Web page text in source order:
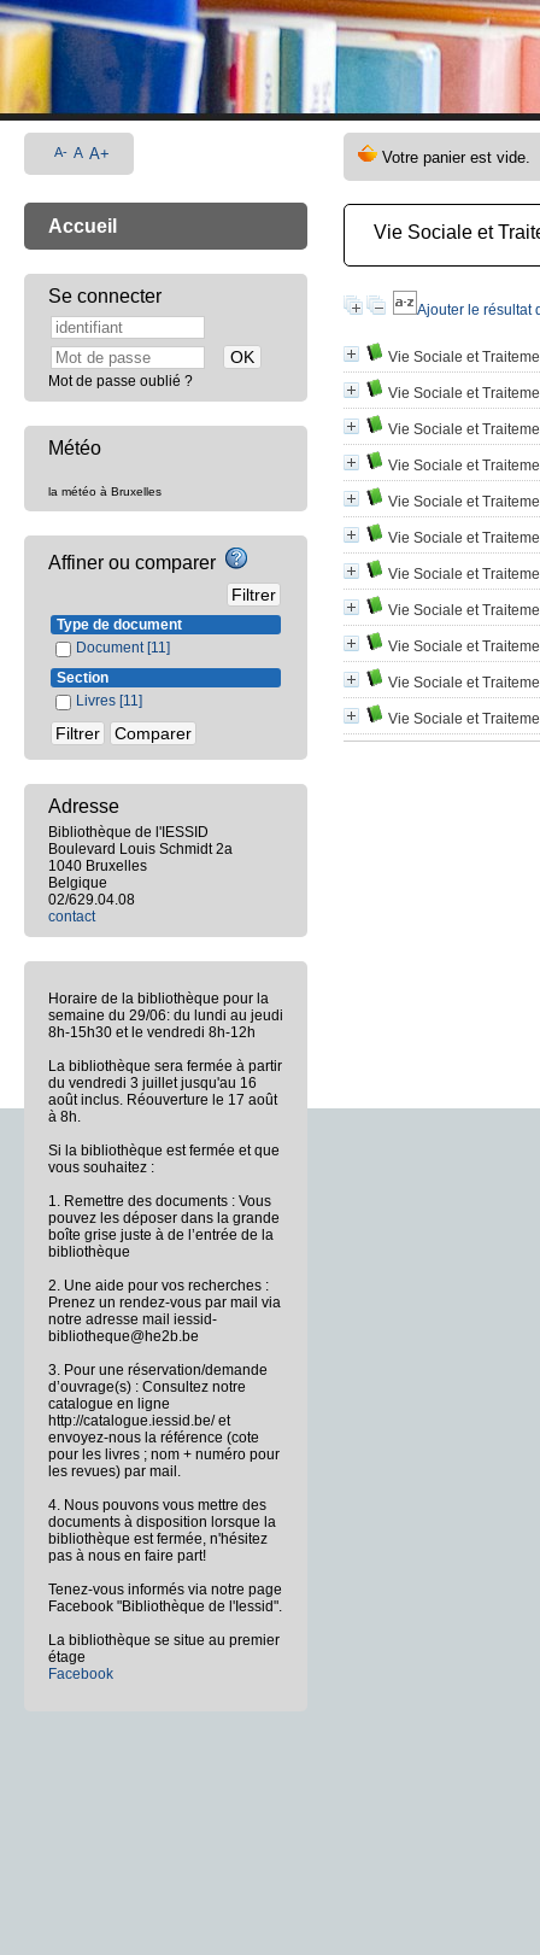
Vie Sociale et
Ajouter le résultat
Vie Sociale et
Vie Sociale et
Vie Sociale et
Vie Sociale et
Vie Sociale et
Vie Sociale et
Vie Sociale et
Vie Sociale et
Vie Sociale et
Vie Sociale et
Vie Sociale et
A- A A+
Accueil
Se connecter
Mot de passe oublié ?
Météo
la météo à Bruxelles
Affiner ou comparer
Type de document
Document [11]
Section
Livres [11]
Adresse
Bibliothèque de l'IESSID
Boulevard Louis Schmidt 2a
1040 Bruxelles
Belgique
02/629.04.08
contact
Horaire de la bibliothèque pour la
semaine du 29/06: du lundi au jeudi
8h-15h30 et le vendredi 8h-12h
La bibliothèque sera fermée à partir
du vendredi 3 juillet jusqu'au 16
août inclus. Réouverture le 17 août
à 8h.
Si la bibliothèque est fermée et que
vous souhaitez :
1. Remettre des documents : Vous
pouvez les déposer dans la grande
boîte grise juste à de l’entrée de la
bibliothèque
2. Une aide pour vos recherches :
Prenez un rendez-vous par mail via
notre adresse mail iessid-
bibliotheque@he2b.be
3. Pour une réservation/demande
d’ouvrage(s) : Consultez notre
catalogue en ligne
http://catalogue.iessid.be/ et
envoyez-nous la référence (cote
pour les livres ; nom + numéro pour
les revues) par mail.
4. Nous pouvons vous mettre des
documents à disposition lorsque la
bibliothèque est fermée, n'hésitez
pas à nous en faire part!
Tenez-vous informés via notre page
Facebook "Bibliothèque de l'Iessid".
La bibliothèque se situe au premier
étage
Facebook